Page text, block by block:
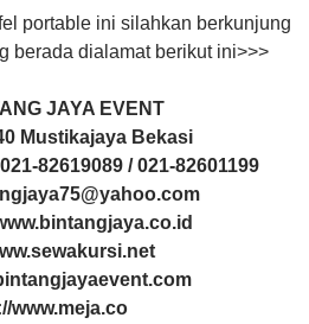
portable ini silahkan berkunjung
berada dialamat berikut ini>>>
JAYA EVENT
Mustikajaya Bekasi
82619089 / 021-82601199
www.meja.co